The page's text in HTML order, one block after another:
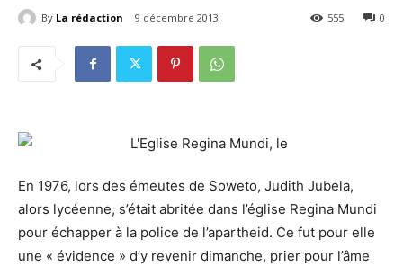
By La rédaction 9 décembre 2013 0
555
En 1976, lors des émeutes de Soweto, Judith Jubela,
alors lycéenne, s’était abritée dans l’église Regina Mundi
pour échapper à la police de l’apartheid. Ce fut pour elle
une « évidence » d’y revenir dimanche, prier pour l’âme